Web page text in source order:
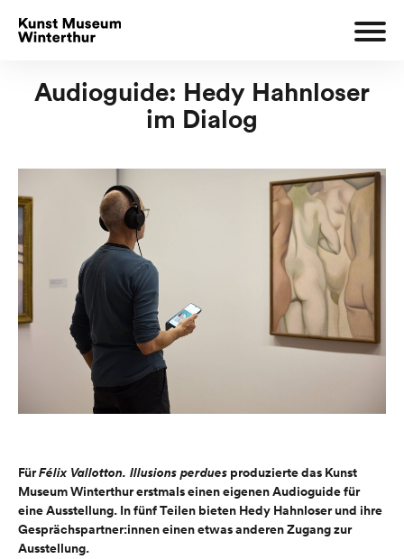
Audioguide: Hedy Hahnloser
im Dialog
FürFélix Vallotton. Illusions perdues produzierte das Kunst
Museum Winterthurerstmals einen eigenenAudioguide für
eine Ausstellung. In fünf Teilen bieten Hedy Hahnloser und ihre
Gesprächspartner:innen einenetwas anderenZugang zur
Ausstellung.